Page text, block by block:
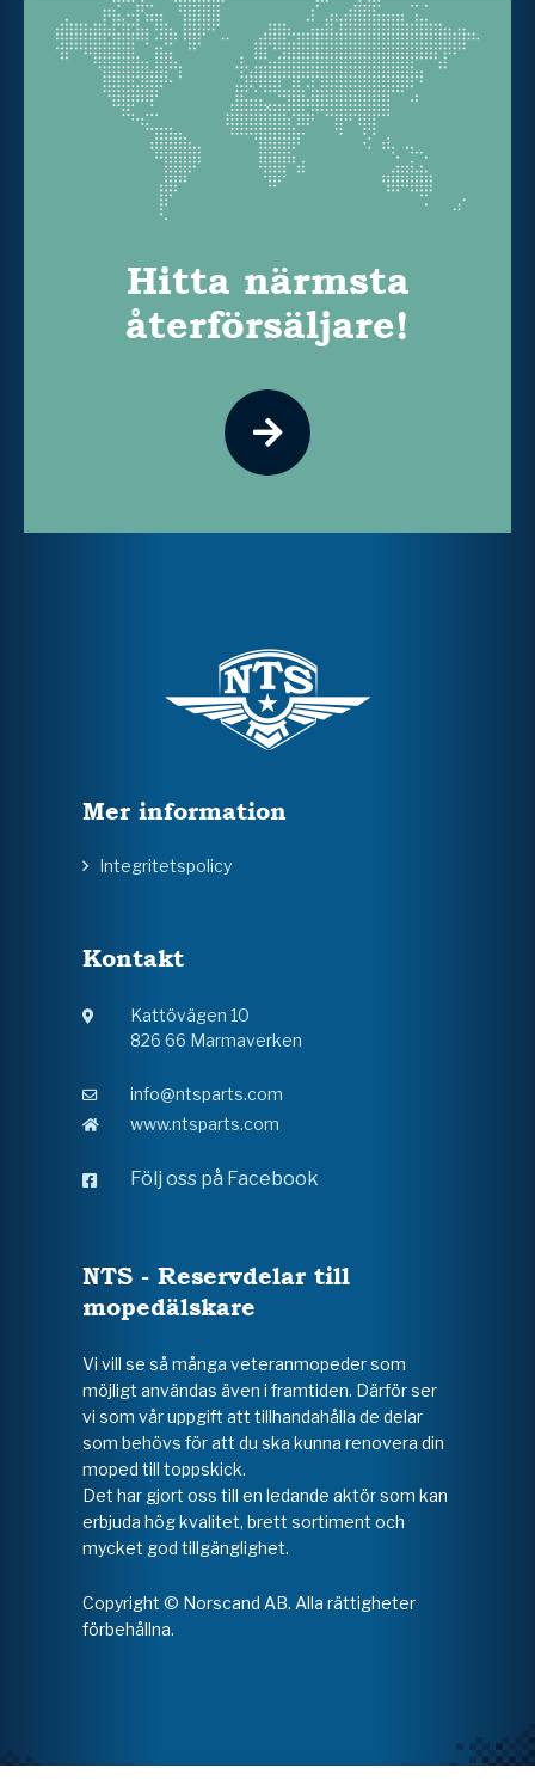
Hitta närmsta
återförsäljare!
Mer information
Integritetspolicy
Kontakt
Kattövägen 10
826 66 Marmaverken
info@ntsparts.com
www.ntsparts.com
Följ oss på Facebook
NTS - Reservdelar till
mopedälskare
Vi vill se så många veteranmopeder som
möjligt användas även i framtiden. Därför ser
vi som vår uppgift att tillhandahålla de delar
som behövs för att du ska kunna renovera din
moped till toppskick.
Det har gjort oss till en ledande aktör som kan
erbjuda hög kvalitet, brett sortiment och
mycket god tillgänglighet.
Copyright © Norscand AB. Alla rättigheter
förbehållna.